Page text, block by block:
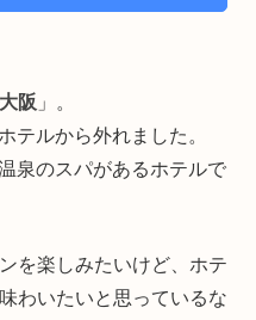
阪 」。
テルから外れました。
泉のスパがあるホテルで
を楽しみたいけど、ホテ
わいたいと思っているな